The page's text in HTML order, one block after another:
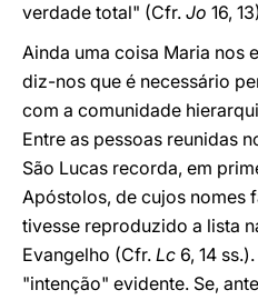
verdade total" (Cfr. Jo 16,
Ainda uma coisa Maria nos
diz-nos que é necessário
com a comunidade
Entre as pessoas reunidas
São Lucas recorda, em
Apóstolos, de cujos nomes
tivesse reproduzido a lista
Evangelho (Cfr. Lc 6, 14
"intenção" evidente. Se,